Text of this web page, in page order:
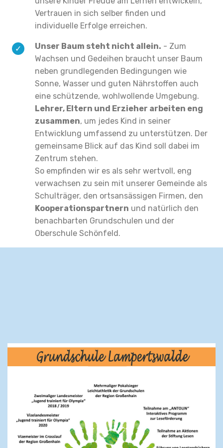
Vertrauen in sich selber finden und
individuelle Erfolge erreichen.
Unser Baum steht nicht allein. - Zum
Wachsen und Gedeihen braucht unser Baum
neben grundlegenden Bedingungen wie
Sonne, Wasser und guten Nährstoffen auch
eine schützende, wohlwollende Umgebung.
Lehrer, Eltern und Erzieher arbeiten eng
zusammen, um jedes Kind in seiner
Entwicklung umfassend zu unterstützen. Der
gemeinsame Blick auf das Kind soll dabei im
Zentrum stehen.
So empfinden wir es als sehr wertvoll, eng
verwachsen zu sein mit unserer Gemeinde als
Schulträger, den ortsansässigen Firmen, den
Kooperationspartnern und natürlich den
benachbarten Grundschulen und der
Oberschule Schönfeld.